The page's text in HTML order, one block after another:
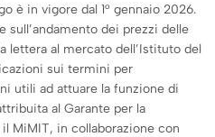
è in vigore dal 1° gennaio 2026.
sull’andamento dei prezzi delle
lettera al mercato dell’Istituto del
sui termini per
utili ad attuare la funzione di
al Garante per la
MiMIT, in collaborazione con